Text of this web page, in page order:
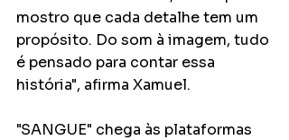
mostro que cada detalhe tem um
propósito. Do som à imagem, tudo
é pensado para contar essa
história", afirma Xamuel.
"SANGUE" chega às plataformas